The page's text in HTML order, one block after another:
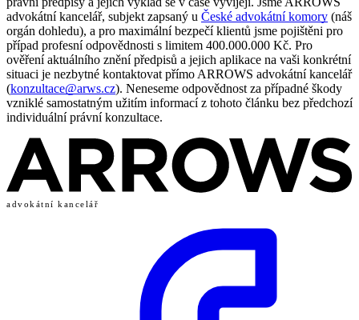
advokátní kancelář, subjekt zapsaný u České advokátní komory (náš
orgán dohledu), a pro maximální bezpečí klientů jsme pojištěni pro
případ profesní odpovědnosti s limitem 400.000.000 Kč. Pro
ověření aktuálního znění předpisů a jejich aplikace na vaši konkrétní
situaci je nezbytné kontaktovat přímo ARROWS advokátní kancelář
(konzultace@arws.cz). Neneseme odpovědnost za případné škody
vzniklé samostatným užitím informací z tohoto článku bez předchozí
individuální právní konzultace.
advokátní kancelář